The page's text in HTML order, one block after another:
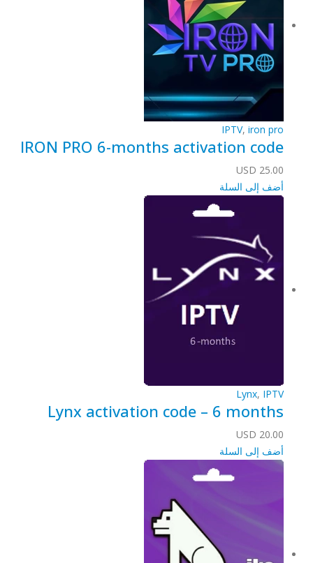
IPTV, iron pro
IRON PRO 6-months activation code
USD 25.00
أضف إلى السلة
Lynx, IPTV
Lynx activation code – 6 months
USD 20.00
أضف إلى السلة